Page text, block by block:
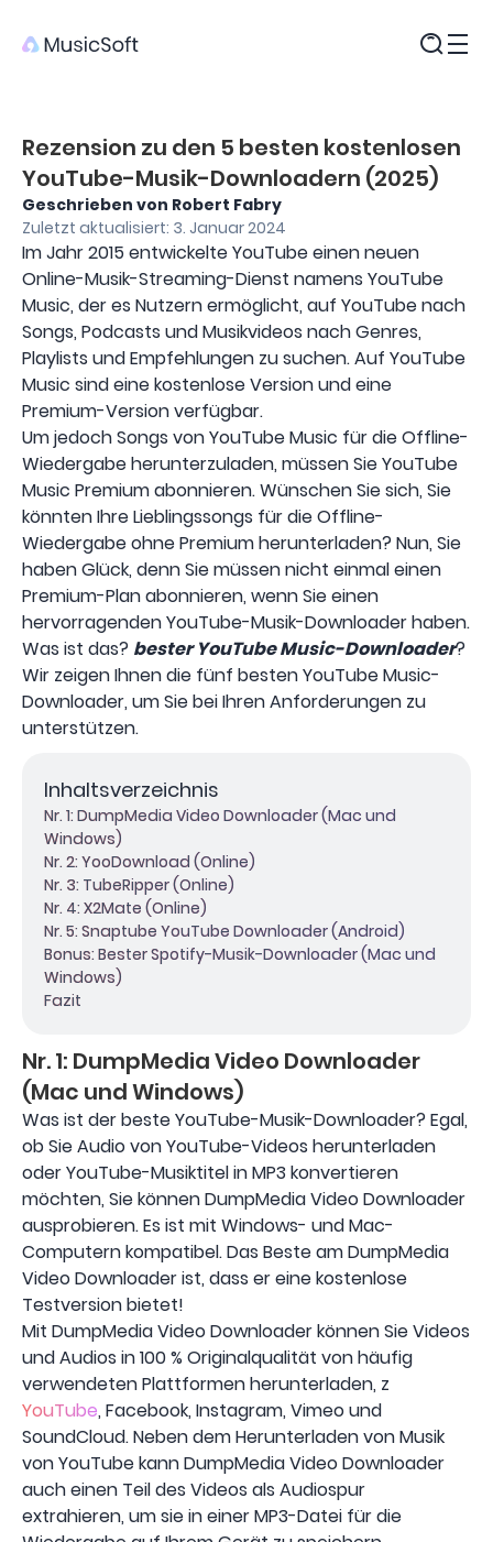
Rezension zu den 5 besten kostenlosen
YouTube-Musik-Downloadern (2025)
Geschrieben von Robert Fabry
Zuletzt aktualisiert: 3. Januar 2024
Im Jahr 2015 entwickelte YouTube einen neuen
Online-Musik-Streaming-Dienst namens YouTube
Music, der es Nutzern ermöglicht, auf YouTube nach
Songs, Podcasts und Musikvideos nach Genres,
Playlists und Empfehlungen zu suchen. Auf YouTube
Music sind eine kostenlose Version und eine
Premium-Version verfügbar.
Um jedoch Songs von YouTube Music für die Offline-
Wiedergabe herunterzuladen, müssen Sie YouTube
Music Premium abonnieren. Wünschen Sie sich, Sie
könnten Ihre Lieblingssongs für die Offline-
Wiedergabe ohne Premium herunterladen? Nun, Sie
haben Glück, denn Sie müssen nicht einmal einen
Premium-Plan abonnieren, wenn Sie einen
hervorragenden YouTube-Musik-Downloader haben.
Was ist das? bester YouTube Music-Downloader?
Wir zeigen Ihnen die fünf besten YouTube Music-
Downloader, um Sie bei Ihren Anforderungen zu
unterstützen.
Inhaltsverzeichnis
Nr. 1: DumpMedia Video Downloader (Mac und
Windows)
Nr. 2: YooDownload (Online)
Nr. 3: TubeRipper (Online)
Nr. 4: X2Mate (Online)
Nr. 5: Snaptube YouTube Downloader (Android)
Bonus: Bester Spotify-Musik-Downloader (Mac und
Windows)
Fazit
Nr. 1: DumpMedia Video Downloader
(Mac und Windows)
Was ist der beste YouTube-Musik-Downloader? Egal,
ob Sie Audio von YouTube-Videos herunterladen
oder YouTube-Musiktitel in MP3 konvertieren
möchten, Sie können DumpMedia Video Downloader
ausprobieren. Es ist mit Windows- und Mac-
Computern kompatibel. Das Beste am DumpMedia
Video Downloader ist, dass er eine kostenlose
Testversion bietet!
Mit DumpMedia Video Downloader können Sie Videos
und Audios in 100 % Originalqualität von häufig
verwendeten Plattformen herunterladen, z
YouTube, Facebook, Instagram, Vimeo und
SoundCloud. Neben dem Herunterladen von Musik
von YouTube kann DumpMedia Video Downloader
auch einen Teil des Videos als Audiospur
extrahieren, um sie in einer MP3-Datei für die